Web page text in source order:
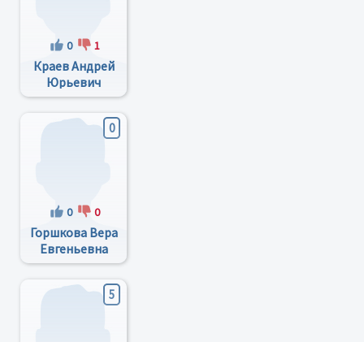
0 1
Краев Андрей
Юрьевич
0
0 0
Горшкова Вера
Евгеньевна
5